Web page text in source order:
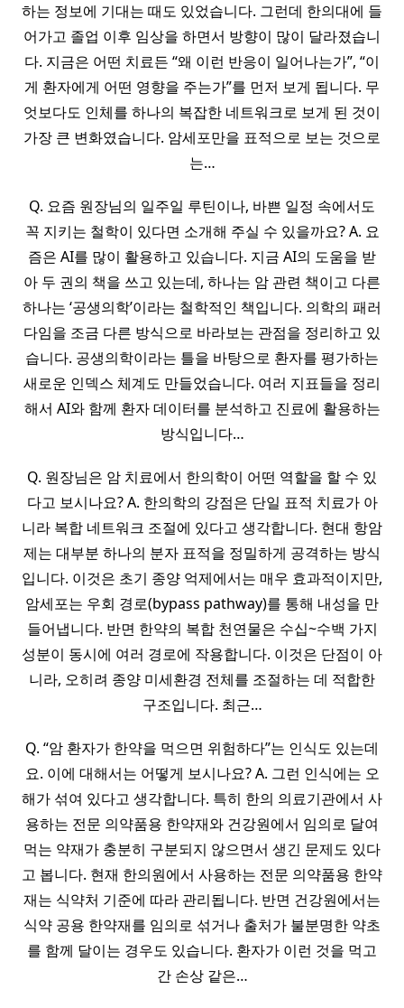
하는 정보에 기대는 때도 있었습니다. 그런데 한의대에 들
어가고 졸업 이후 임상을 하면서 방향이 많이 달라졌습니
다. 지금은 어떤 치료든 “왜 이런 반응이 일어나는가”, “이
게 환자에게 어떤 영향을 주는가”를 먼저 보게 됩니다. 무
엇보다도 인체를 하나의 복잡한 네트워크로 보게 된 것이
가장 큰 변화였습니다. 암세포만을 표적으로 보는 것으로
는…
Q. 요즘 원장님의 일주일 루틴이나, 바쁜 일정 속에서도
꼭 지키는 철학이 있다면 소개해 주실 수 있을까요? A. 요
즘은 AI를 많이 활용하고 있습니다. 지금 AI의 도움을 받
아 두 권의 책을 쓰고 있는데, 하나는 암 관련 책이고 다른
하나는 ‘공생의학’이라는 철학적인 책입니다. 의학의 패러
다임을 조금 다른 방식으로 바라보는 관점을 정리하고 있
습니다. 공생의학이라는 틀을 바탕으로 환자를 평가하는
새로운 인덱스 체계도 만들었습니다. 여러 지표들을 정리
해서 AI와 함께 환자 데이터를 분석하고 진료에 활용하는
방식입니다…
Q. 원장님은 암 치료에서 한의학이 어떤 역할을 할 수 있
다고 보시나요? A. 한의학의 강점은 단일 표적 치료가 아
니라 복합 네트워크 조절에 있다고 생각합니다. 현대 항암
제는 대부분 하나의 분자 표적을 정밀하게 공격하는 방식
입니다. 이것은 초기 종양 억제에서는 매우 효과적이지만,
암세포는 우회 경로(bypass pathway)를 통해 내성을 만
들어냅니다. 반면 한약의 복합 천연물은 수십~수백 가지
성분이 동시에 여러 경로에 작용합니다. 이것은 단점이 아
니라, 오히려 종양 미세환경 전체를 조절하는 데 적합한
구조입니다. 최근…
Q. “암 환자가 한약을 먹으면 위험하다”는 인식도 있는데
요. 이에 대해서는 어떻게 보시나요? A. 그런 인식에는 오
해가 섞여 있다고 생각합니다. 특히 한의 의료기관에서 사
용하는 전문 의약품용 한약재와 건강원에서 임의로 달여
먹는 약재가 충분히 구분되지 않으면서 생긴 문제도 있다
고 봅니다. 현재 한의원에서 사용하는 전문 의약품용 한약
재는 식약처 기준에 따라 관리됩니다. 반면 건강원에서는
식약 공용 한약재를 임의로 섞거나 출처가 불분명한 약초
를 함께 달이는 경우도 있습니다. 환자가 이런 것을 먹고
간 손상 같은…